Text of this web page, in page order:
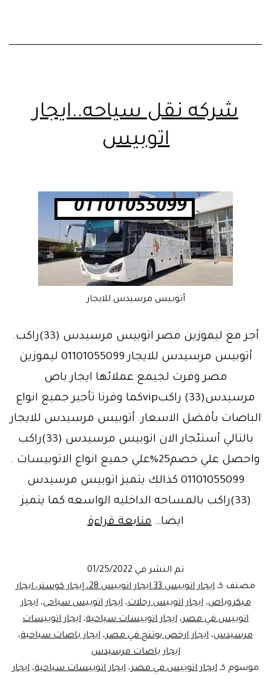
شركه نقل سياحه..ايجار
اتوبيس
أتوبيس مرسيدس للايجار
أجر مع ليموزين مصر اتوبيس مرسيدس (33)راكب.
أتوبيس مرسيدس للايجار 01101055099 ليموزين
مصر وفرت لجيمع عملائها ايجار باص
مرسيدس(33) راكبvipكما وفرنا تأجير جميع انواع
الباصات بأفضل الاسعار. أتوبيس مرسيدس للايجار
بالتالي أستئجار الان اتوبيس مرسيدس (33)راكب
واحصل علي خصم25%علي جميع انواع الاتوبيسات .
01101055099 كذالك يتميز اتوبيس مرسيدس
(33)راكب بالمساحه الداخليه الواسعه كما يتميز
ايضا…متابعة قراءة
اتوبيس
تم النشر في 01/25/2022
مصنف كـ
ايجار اتوبيس 33 ايجار اتوبيس 28، إيجار كوستر، ايجار
ميكروباص،ايجار اتوبيس رحلات،ايجار اتوبيس سياحى،ايجار
اتوبيس في مصر، ايجار اتوبيسات سياحية، ايجار اتوبيسات
مرسيدس، ايجار ارخص يوتنج في مصر، ايجار باصات سياحية،
ايجار باصات مرسيدس
موسوم كـ ايجار اتوبيس في مصر، ايجار اتوبيسات سياحية، ايجار